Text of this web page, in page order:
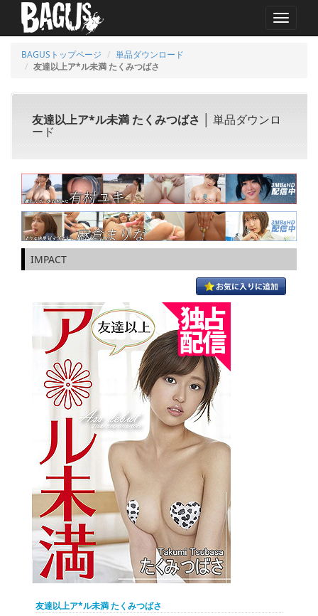
MENU
BAGUSトップページ
単品ダウンロード
友達以上ア*ル未満 たくみつばさ
友達以上ア*ル未満 たくみつばさ │ 単品ダウンロ
ード
IMPACT
友達以上ア*ル未満 たくみつばさ